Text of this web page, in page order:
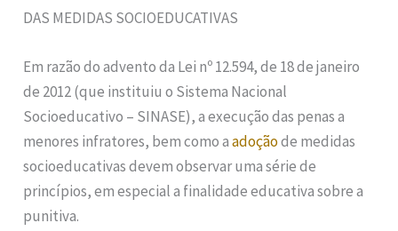
DAS MEDIDAS SOCIOEDUCATIVAS
Em razão do advento da Lei nº 12.594, de 18 de janeiro
de 2012 (que instituiu o Sistema Nacional
Socioeducativo – SINASE), a execução das penas a
menores infratores, bem como aadoçãode medidas
socioeducativas devem observar uma série de
princípios, em especial a finalidade educativa sobre a
punitiva.